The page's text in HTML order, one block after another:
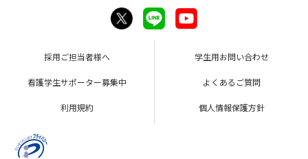
採用ご担当者様へ 学生用お問い合わせ
看護学生サポーター募集中 よくあるご質問
利用規約 個人情報保護方針